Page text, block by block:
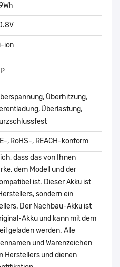
ion
Überhitzung,
Überlastung,
, RoHS-, REACH-konform
dass das von Ihnen
dem Modell und der
ist. Dieser Akku ist
sondern ein
Der Nachbau-Akku ist
Akku und kann mit dem
geladen werden. Alle
und Warenzeichen
Herstellers und dienen